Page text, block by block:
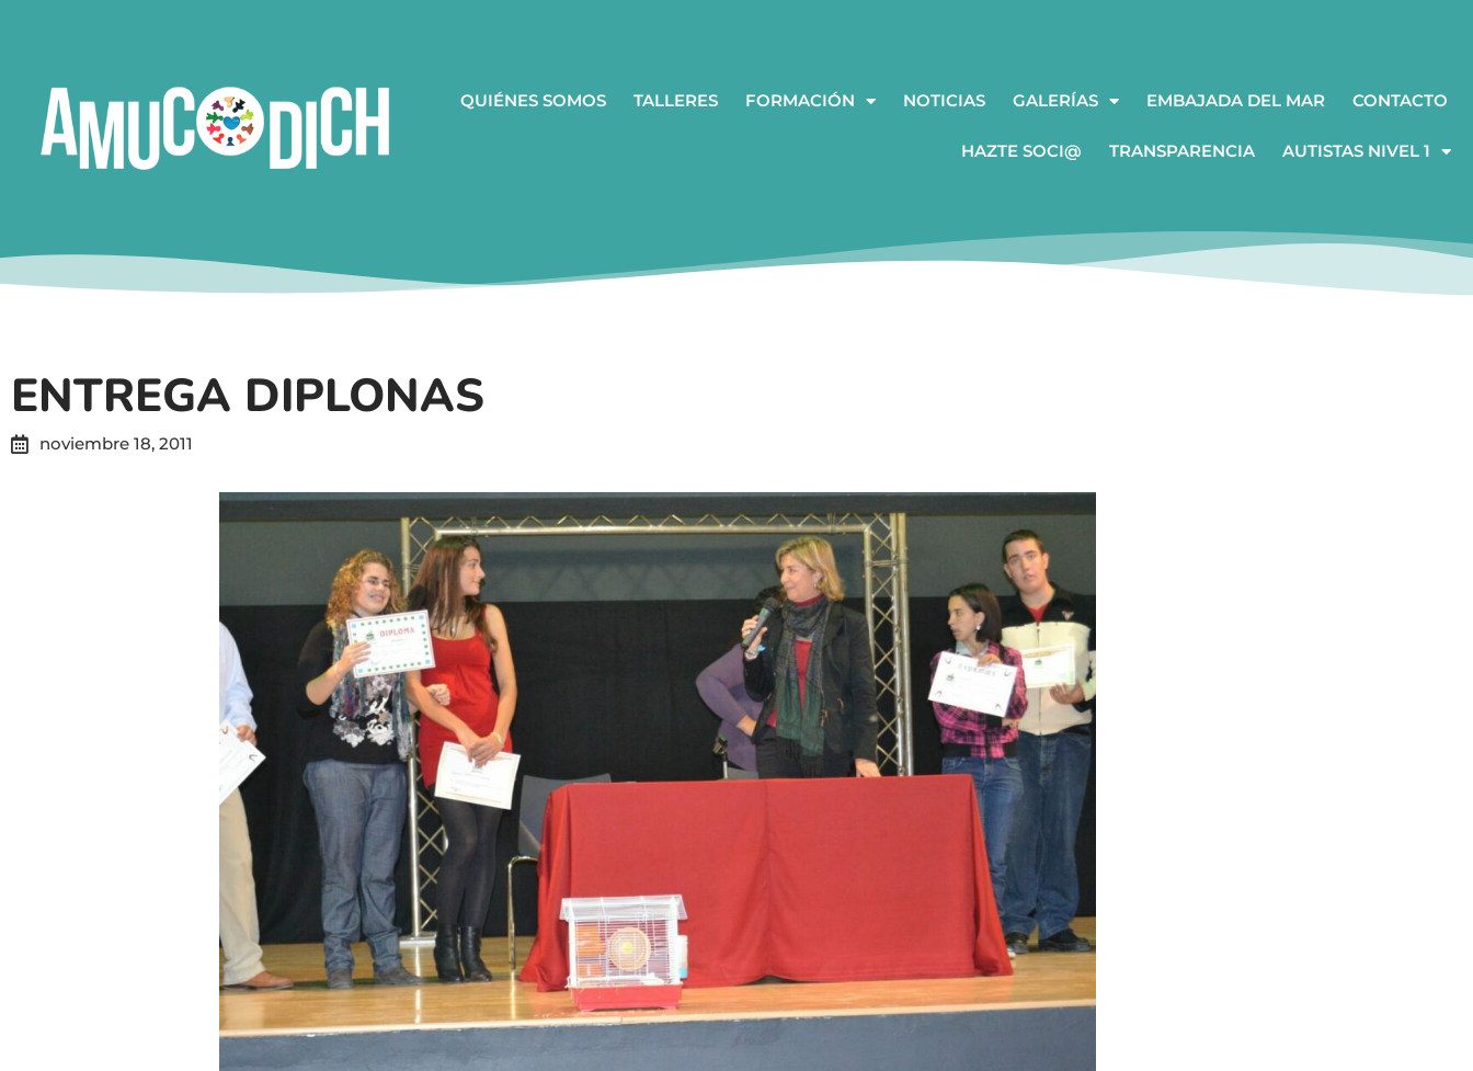
QUIÉNES SOMOS TALLERES FORMACIÓN NOTICIAS GALERÍAS EMBAJADA DEL MAR CONTACTO
HAZTE SOCI@ TRANSPARENCIA AUTISTAS NIVEL 1
ENTREGA DIPLONAS
noviembre 18, 2011